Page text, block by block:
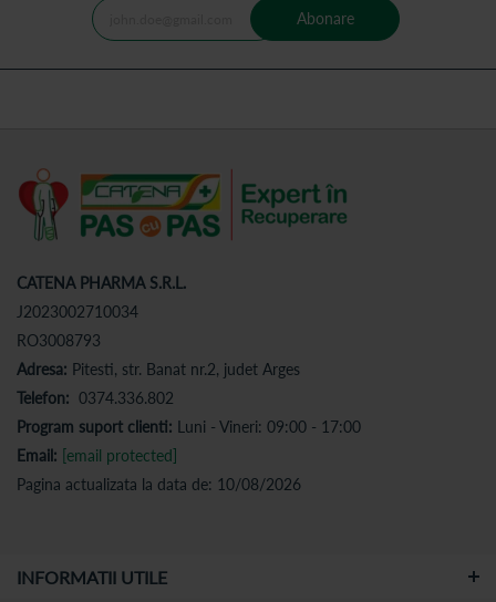
Abonare
CATENA PHARMA S.R.L.
J2023002710034
RO3008793
Adresa: Pitesti, str. Banat nr.2, judet Arges
Telefon: 0374.336.802
Program suport clienti: Luni - Vineri: 09:00 - 17:00
Email: [email protected]
Pagina actualizata la data de: 10/08/2026
INFORMATII UTILE